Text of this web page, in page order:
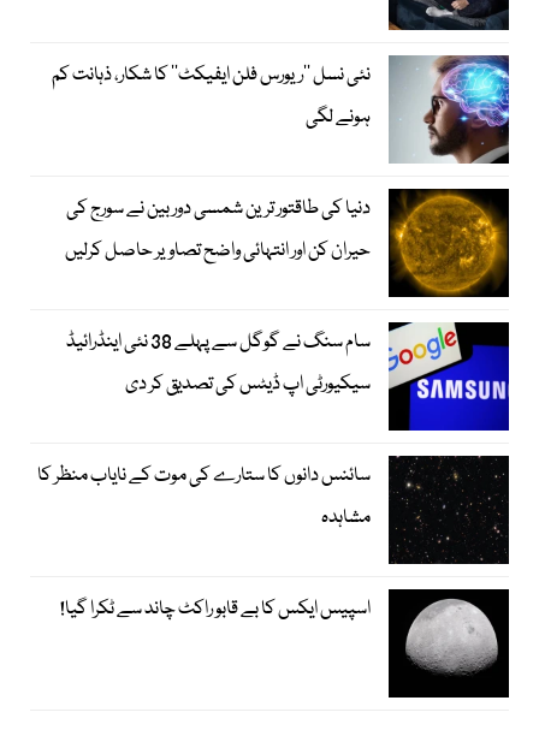
نئی نسل ’’ریورس فلن ایفیکٹ‘‘ کا شکار، ذہانت کم
ہونے لگی
دنیا کی طاقتور ترین شمسی دوربین نے سورج کی
حیران کن اور انتہائی واضح تصاویر حاصل کرلیں
سام سنگ نے گوگل سے پہلے 38 نئی اینڈرائیڈ
سیکیورٹی اپ ڈیٹس کی تصدیق کر دی
سائنس دانوں کا ستارے کی موت کے نایاب منظر کا
مشاہدہ
اسپیس ایکس کا بے قابو راکٹ چاند سے ٹکرا گیا!